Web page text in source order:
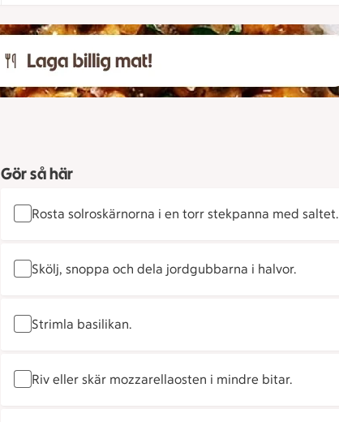
Gör så här
Rosta solroskärnorna i en torr stekpanna med saltet.
Skölj, snoppa och dela jordgubbarna i halvor.
Strimla basilikan.
Riv eller skär mozzarellaosten i mindre bitar.